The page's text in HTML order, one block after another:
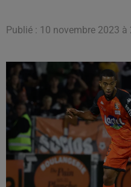
Publié : 10 novembre 2023